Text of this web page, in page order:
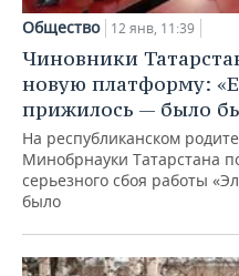
Общество 12 янв, 11:39
Чиновники
новую платформу:
прижилось — было
На республиканском
Минобрнауки Татарстана
серьезного сбоя работы
было